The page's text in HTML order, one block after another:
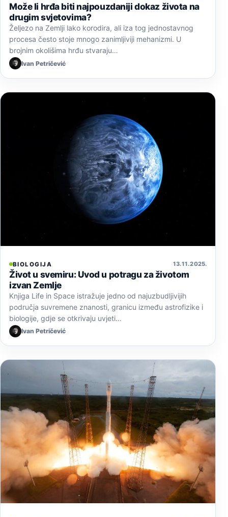
Može li hrđa biti najpouzdaniji dokaz života na
drugim svjetovima?
Željezo na Zemlji lako korodira, ali iza tog jednostavnog
procesa često stoje mnogo zanimljiviji mehanizmi. U
brojnim okolišima hrđu stvaraju…
Ivan Petričević
BIOLOGIJA 13. 11. 2025.
Život u svemiru: Uvod u potragu za životom
izvan Zemlje
Knjiga Life in Space istražuje jedno od najuzbudljivijih
područja suvremene znanosti, granicu između astrofizike i
biologije, gdje se otkrivaju uvjeti…
Ivan Petričević